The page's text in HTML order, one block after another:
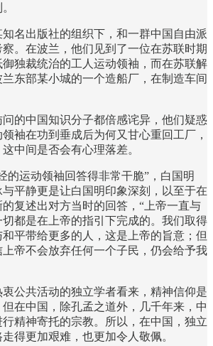
名出版社的组织下，和一群中国自由派
。在波兰，他们见到了一位在苏联时期
独裁统治的工人运动领袖，而在苏联解
东部某小城的一个造船厂，在制造车间
的中国知识分子都倍感诧异，他们疑惑
袖在功到垂成后为何又甘心重回工厂，
中间是否会有心理落差。
的运动领袖回答得非常干脆”，白国明
平静更是让白国明印象深刻，以至于在
复述出对方当时的回答，“上帝一直与
都是在上帝的指引下完成的。我们取得
平带给更多的人，这是上帝的旨意；但
帝不会放弃任何一个子民，仍会给予我
公共活动的独立学者看来，精神信仰是
在中国，除孔孟之道外，几千年来，中
精神寄托的宗教。所以，在中国，独立
得更加艰难，也更加令人敬佩。